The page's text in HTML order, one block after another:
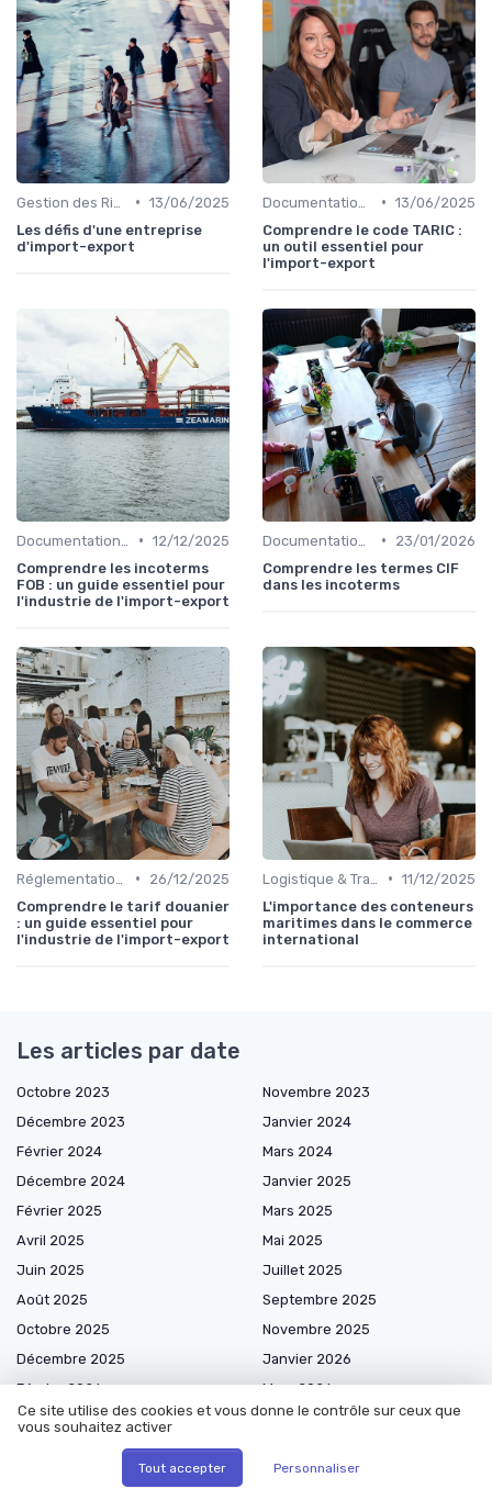
• 13/06/2025
Les défis d'une entreprise
d'import-export
• 13/06/2025
Comprendre le code TARIC :
un outil essentiel pour
l'import-export
• 12/12/2025
Comprendre les incoterms
FOB : un guide essentiel pour
l'industrie de l'import-export
•
23/01/2026
Comprendre les termes CIF
dans les incoterms
•
26/12/2025
Comprendre le tarif douanier
: un guide essentiel pour
l'industrie de l'import-export
• 11/12/2025
L'importance des conteneurs
maritimes dans le commerce
international
Les articles par date
Octobre 2023
Novembre 2023
Décembre 2023
Janvier 2024
Février 2024
Mars 2024
Décembre 2024
Janvier 2025
Février 2025
Mars 2025
Avril 2025
Mai 2025
Juin 2025
Juillet 2025
Août 2025
Septembre 2025
Octobre 2025
Novembre 2025
Décembre 2025
Janvier 2026
Février 2026
Mars 2026
Avril 2026
Mai 2026
Ce site utilise des cookies et vous donne le contrôle sur ceux que
vous souhaitez activer
Tout accepter Personnaliser